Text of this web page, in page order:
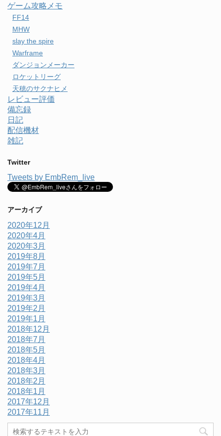
ゲーム攻略メモ
FF14
MHW
slay the spire
Warframe
ダンジョンメーカー
ロケットリーグ
天穂のサクナヒメ
レビュー評価
備忘録
日記
配信機材
雑記
Twitter
Tweets by EmbRem_live
アーカイブ
2020年12月
2020年4月
2020年3月
2019年8月
2019年7月
2019年5月
2019年4月
2019年3月
2019年2月
2019年1月
2018年12月
2018年7月
2018年5月
2018年4月
2018年3月
2018年2月
2018年1月
2017年12月
2017年11月